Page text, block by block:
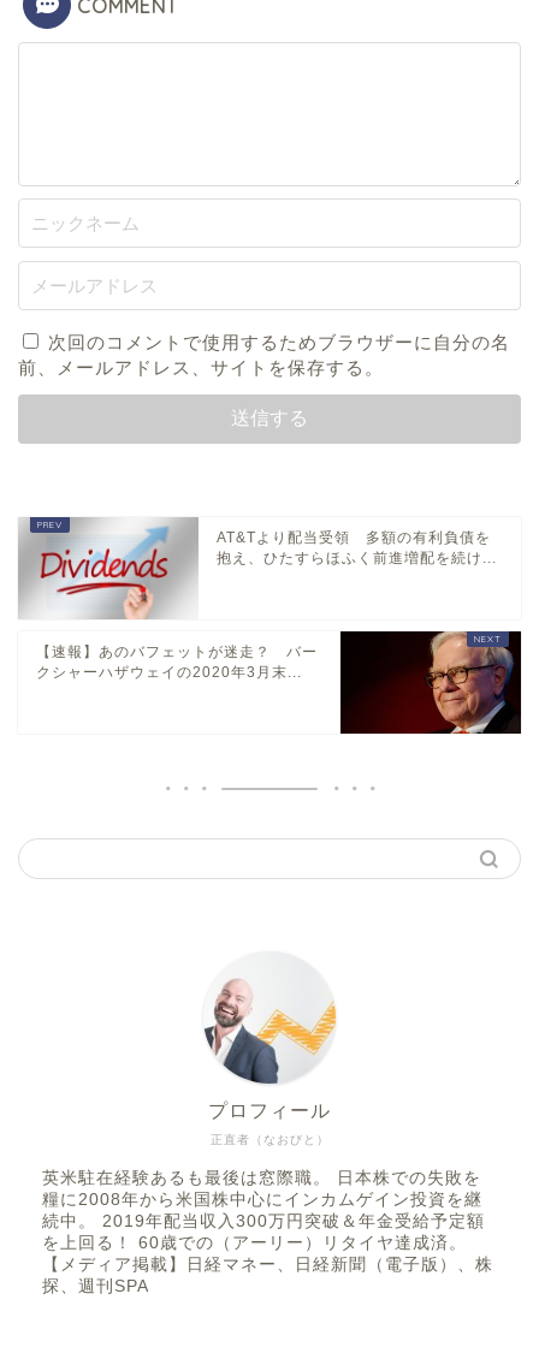
COMMENT
次回のコメントで使用するためブラウザーに自分の名
前、メールアドレス、サイトを保存する。
AT&Tより配当受領 多額の有利負債を
抱え、ひたすらほふく前進増配を続け...
【速報】あのバフェットが迷走？ バー
クシャーハザウェイの2020年3月末...
正直者（なおびと）
プロフィール
英米駐在経験あるも最後は窓際職。 日本株での失敗を
糧に2008年から米国株中心にインカムゲイン投資を継
続中。 2019年配当収入300万円突破＆年金受給予定額
を上回る！ 60歳での（アーリー）リタイヤ達成済。
【メディア掲載】日経マネー、日経新聞（電子版）、株
探、週刊SPA